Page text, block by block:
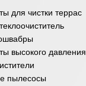
для чистки террас
высокого давления
пылесосы